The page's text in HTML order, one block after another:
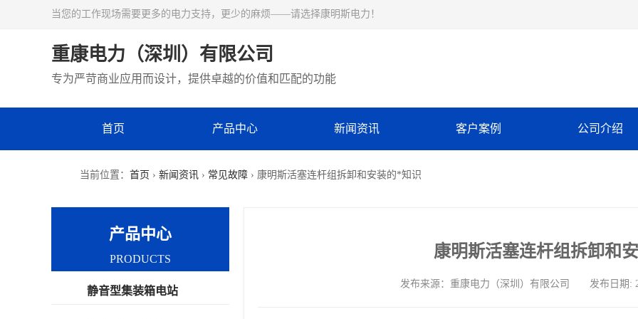
当您的工作现场需要更多的电力支持，更少的麻烦——请选择康明斯电力！
重康电力（深圳）有限公司
专为严苛商业应用而设计，提供卓越的价值和匹配的功能
首页 产品中心 新闻资讯 客户案例 公司介绍
当前位置： 首页 › 新闻资讯 › 常见故障 › 康明斯活塞连杆组拆卸和安装的*知识
康明斯活塞连杆组拆卸和
发布来源：重康电力（深圳）有限公司 发布日期
产品中心
PRODUCTS
静音型集装箱电站